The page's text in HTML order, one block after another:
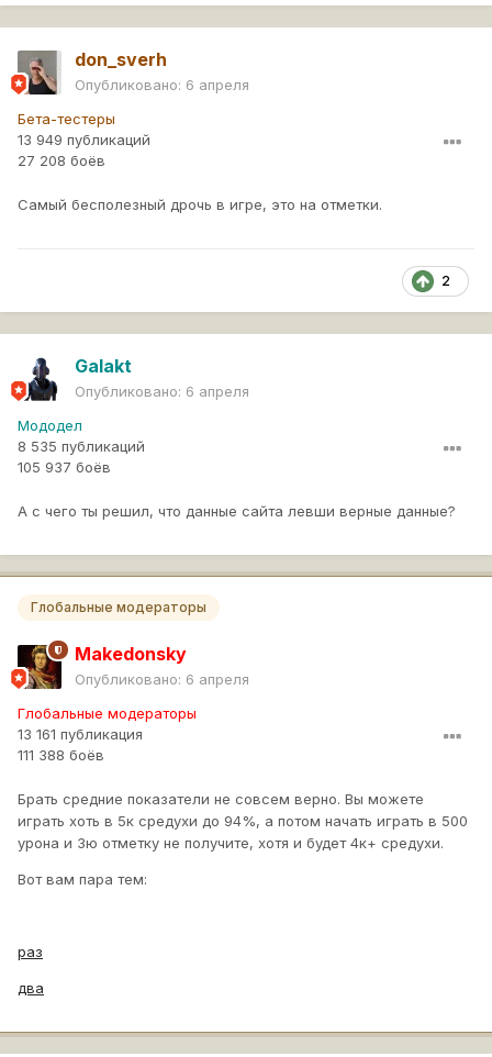
don_sverh
Опубликовано: 6 апреля
Бета-тестеры
13 949 публикаций
27 208 боёв
Самый бесполезный дрочь в игре, это на отметки.
2
Galakt
Опубликовано: 6 апреля
Мододел
8 535 публикаций
105 937 боёв
А с чего ты решил, что данные сайта левши верные данные?
Глобальные модераторы
Makedonsky
Опубликовано: 6 апреля
Глобальные модераторы
13 161 публикация
111 388 боёв
Брать средние показатели не совсем верно. Вы можете
играть хоть в 5к средухи до 94%, а потом начать играть в 500
урона и 3ю отметку не получите, хотя и будет 4к+ средухи.
Вот вам пара тем:
раз
два